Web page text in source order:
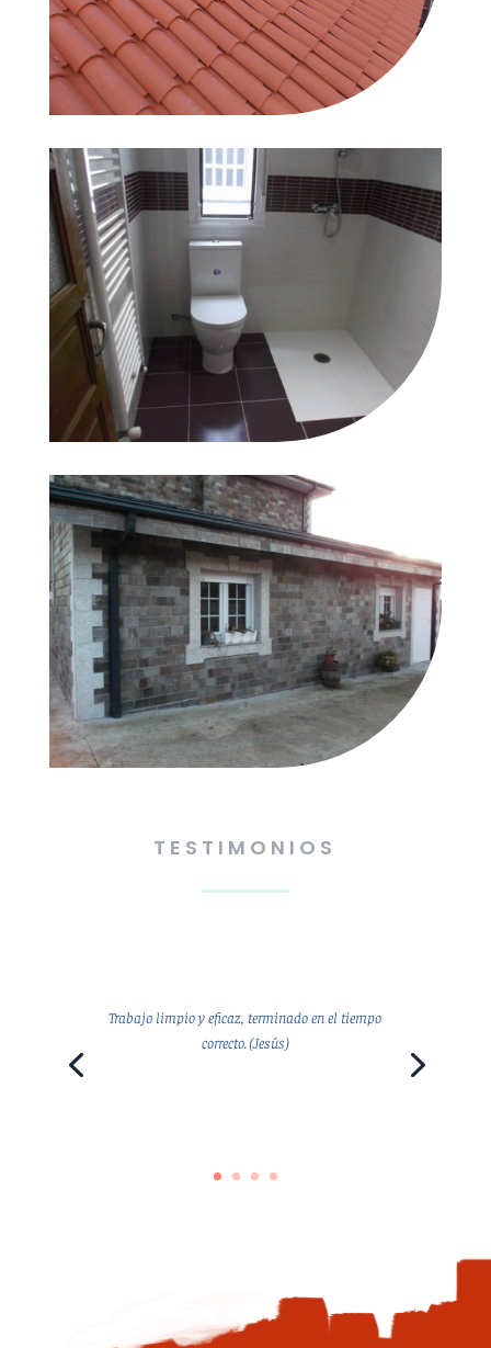
TESTIMONIOS
Trabajo limpio y eficaz, terminado en el tiempo
correcto. (Jesús)